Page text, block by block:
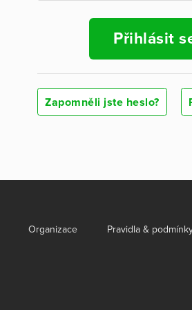
Přihlásit
Zapomněli jste heslo?
Organizace Pravidla &